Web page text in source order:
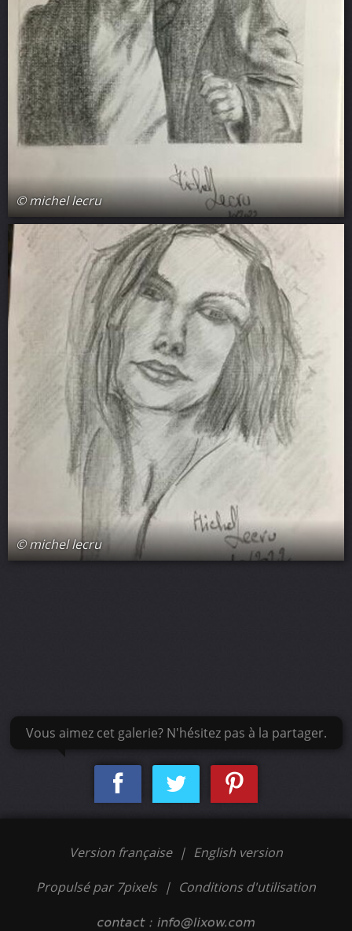
© michel lecru
© michel lecru
Vous aimez cet galerie? N'hésitez pas à la partager.
Version française | English version
Propulsé par 7pixels | Conditions d'utilisation